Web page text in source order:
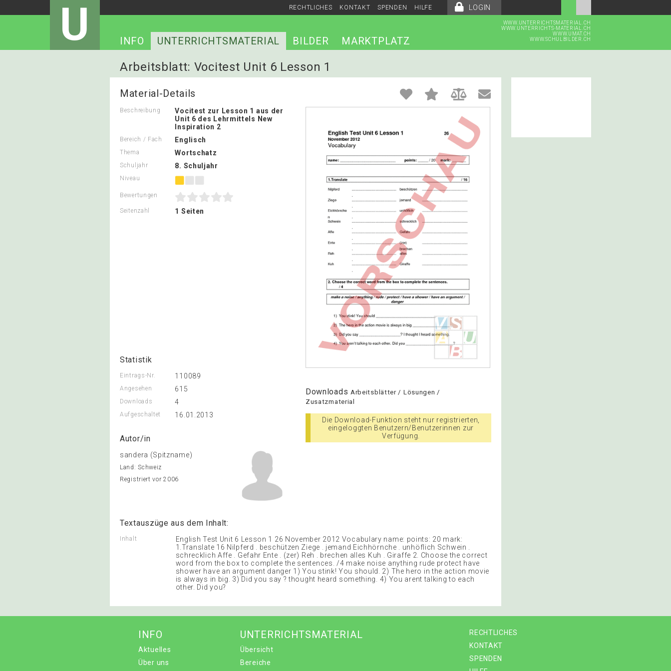
LOGIN
RECHTLICHES KONTAKT SPENDEN HILFE
U
WWW.UNTERRICHTSMATERIAL.CH
WWW.UNTERRICHTS-MATERIAL.CH
WWW.UMAT.CH
WWW.SCHULBILDER.CH
INFO UNTERRICHTSMATERIAL BILDER MARKTPLATZ
Arbeitsblatt: Vocitest Unit 6 Lesson 1
Material-Details
Beschreibung
Vocitest zur Lesson 1 aus der
Unit 6 des Lehrmittels New
Inspiration 2
Bereich / Fach Englisch
Thema Wortschatz
Schuljahr 8. Schuljahr
Niveau
Bewertungen
Seitenzahl 1 Seiten
Statistik
Eintrags-Nr. 110089
Angesehen 615
Downloads 4
Aufgeschaltet 16.01.2013
Autor/in
sandera (Spitzname)
Land: Schweiz
Registriert vor 2006
Downloads Arbeitsblätter / Lösungen /
Zusatzmaterial
Die Download-Funktion steht nur registrierten,
eingeloggten Benutzern/Benutzerinnen zur
Verfügung.
Textauszüge aus dem Inhalt:
Inhalt
English Test Unit 6 Lesson 1 26 November 2012 Vocabulary name: points: 20 mark:
1.Translate 16 Nilpferd . beschützen Ziege . jemand Eichhörnche . unhöflich Schwein .
schrecklich Affe . Gefahr Ente . (zer) Reh . brechen alles Kuh . Giraffe 2. Choose the correct
word from the box to complete the sentences. /4 make noise anything rude protect have
shower have an argument danger 1) You stink! You should. 2) The hero in the action movie
is always in big. 3) Did you say ? thought heard something. 4) You arent talking to each
other. Did you?
RECHTLICHES
KONTAKT
SPENDEN
INFO
Aktuelles
Über uns
UNTERRICHTSMATERIAL
Übersicht
Bereiche